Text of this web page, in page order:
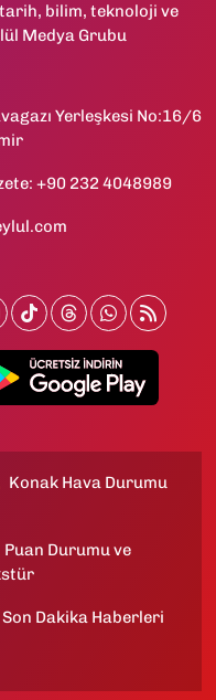
bilim, teknoloji ve
Medya Grubu
Yerleşkesi No:16/6
+90 232 4048989
Konak Hava Durumu
Puan Durumu ve
Son Dakika Haberleri